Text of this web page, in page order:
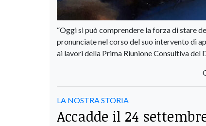
“Oggi si può comprendere la forza di stare
pronunciate nel corso del suo intervento di
ai lavori della Prima Riunione Consultiva del
LA NOSTRA STORIA
Accadde il 24